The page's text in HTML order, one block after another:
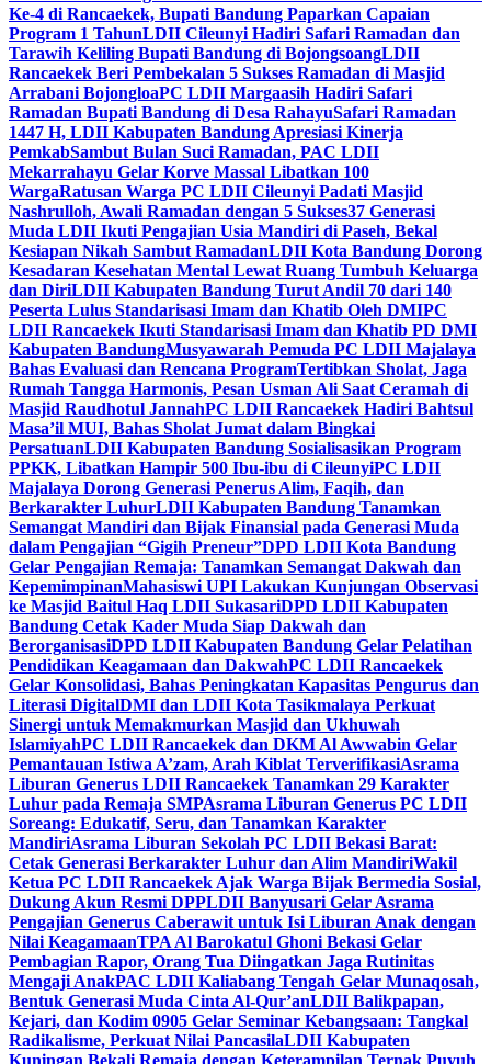
Ke-4 di Rancaekek, Bupati Bandung Paparkan Capaian
Program 1 TahunLDII Cileunyi Hadiri Safari Ramadan dan
Tarawih Keliling Bupati Bandung di BojongsoangLDII
Rancaekek Beri Pembekalan 5 Sukses Ramadan di Masjid
Arrabani BojongloaPC LDII Margaasih Hadiri Safari
Ramadan Bupati Bandung di Desa RahayuSafari Ramadan
1447 H, LDII Kabupaten Bandung Apresiasi Kinerja
PemkabSambut Bulan Suci Ramadan, PAC LDII
Mekarrahayu Gelar Korve Massal Libatkan 100
WargaRatusan Warga PC LDII Cileunyi Padati Masjid
Nashrulloh, Awali Ramadan dengan 5 Sukses37 Generasi
Muda LDII Ikuti Pengajian Usia Mandiri di Paseh, Bekal
Kesiapan Nikah Sambut RamadanLDII Kota Bandung Dorong
Kesadaran Kesehatan Mental Lewat Ruang Tumbuh Keluarga
dan DiriLDII Kabupaten Bandung Turut Andil 70 dari 140
Peserta Lulus Standarisasi Imam dan Khatib Oleh DMIPC
LDII Rancaekek Ikuti Standarisasi Imam dan Khatib PD DMI
Kabupaten BandungMusyawarah Pemuda PC LDII Majalaya
Bahas Evaluasi dan Rencana ProgramTertibkan Sholat, Jaga
Rumah Tangga Harmonis, Pesan Usman Ali Saat Ceramah di
Masjid Raudhotul JannahPC LDII Rancaekek Hadiri Bahtsul
Masa’il MUI, Bahas Sholat Jumat dalam Bingkai
PersatuanLDII Kabupaten Bandung Sosialisasikan Program
PPKK, Libatkan Hampir 500 Ibu-ibu di CileunyiPC LDII
Majalaya Dorong Generasi Penerus Alim, Faqih, dan
Berkarakter LuhurLDII Kabupaten Bandung Tanamkan
Semangat Mandiri dan Bijak Finansial pada Generasi Muda
dalam Pengajian “Gigih Preneur”DPD LDII Kota Bandung
Gelar Pengajian Remaja: Tanamkan Semangat Dakwah dan
KepemimpinanMahasiswi UPI Lakukan Kunjungan Observasi
ke Masjid Baitul Haq LDII SukasariDPD LDII Kabupaten
Bandung Cetak Kader Muda Siap Dakwah dan
BerorganisasiDPD LDII Kabupaten Bandung Gelar Pelatihan
Pendidikan Keagamaan dan DakwahPC LDII Rancaekek
Gelar Konsolidasi, Bahas Peningkatan Kapasitas Pengurus dan
Literasi DigitalDMI dan LDII Kota Tasikmalaya Perkuat
Sinergi untuk Memakmurkan Masjid dan Ukhuwah
IslamiyahPC LDII Rancaekek dan DKM Al Awwabin Gelar
Pemantauan Istiwa A’zam, Arah Kiblat TerverifikasiAsrama
Liburan Generus LDII Rancaekek Tanamkan 29 Karakter
Luhur pada Remaja SMPAsrama Liburan Generus PC LDII
Soreang: Edukatif, Seru, dan Tanamkan Karakter
MandiriAsrama Liburan Sekolah PC LDII Bekasi Barat:
Cetak Generasi Berkarakter Luhur dan Alim MandiriWakil
Ketua PC LDII Rancaekek Ajak Warga Bijak Bermedia Sosial,
Dukung Akun Resmi DPPLDII Banyusari Gelar Asrama
Pengajian Generus Caberawit untuk Isi Liburan Anak dengan
Nilai KeagamaanTPA Al Barokatul Ghoni Bekasi Gelar
Pembagian Rapor, Orang Tua Diingatkan Jaga Rutinitas
Mengaji AnakPAC LDII Kaliabang Tengah Gelar Munaqosah,
Bentuk Generasi Muda Cinta Al-Qur’anLDII Balikpapan,
Kejari, dan Kodim 0905 Gelar Seminar Kebangsaan: Tangkal
Radikalisme, Perkuat Nilai PancasilaLDII Kabupaten